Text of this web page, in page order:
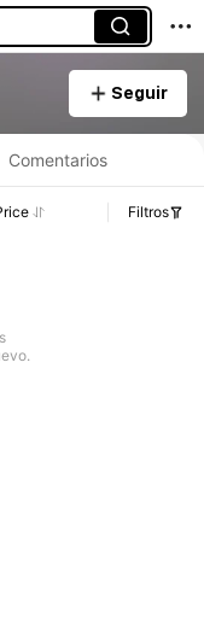
Seguir
Comentarios
Filtros